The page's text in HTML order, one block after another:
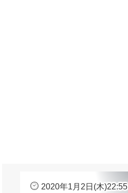
2020年1月2日(木)22:55